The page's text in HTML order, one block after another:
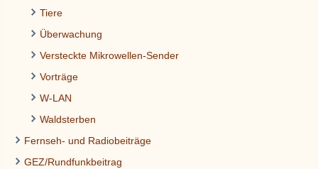
Tiere
Überwachung
Versteckte Mikrowellen-Sender
Vorträge
W-LAN
Waldsterben
Fernseh- und Radiobeiträge
GEZ/Rundfunkbeitrag